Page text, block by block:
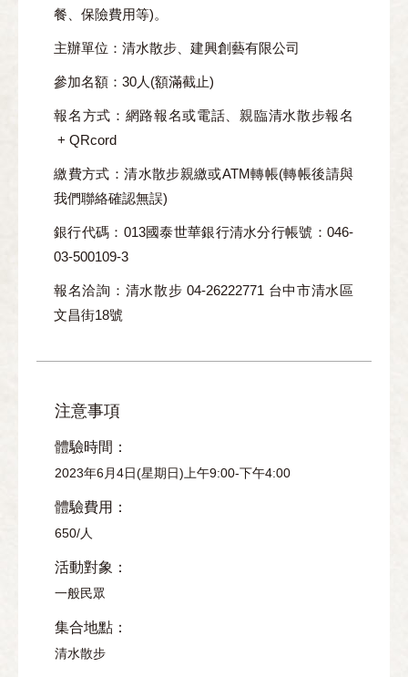
餐、保險費用等)。
主辦單位 ：清水散步、建興創藝有限公司
參加名額 ：30人(額滿截止)
報名方式 ：網路報名或電話、親臨清水散步報名
+ QRcord
繳費方式 ：清水散步親繳或ATM轉帳(轉帳後請與
我們聯絡確認無誤)
銀行代碼：013國泰世華銀行清水分行帳號：046-
03-500109-3
報名洽詢 ：清水散步 04-26222771 台中市清水區
文昌街18號
注意事項
體驗時間：
2023年6月4日(星期日)上午9:00-下午4:00
體驗費用：
650/人
活動對象：
一般民眾
集合地點：
清水散步